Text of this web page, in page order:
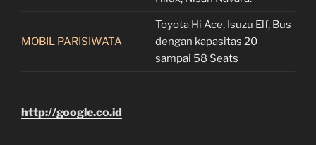
MOBIL PARISIWATA
Toyota Hi Ace, Isuzu Elf, Bus
dengan kapasitas 20
sampai 58 Seats
http://google.co.id